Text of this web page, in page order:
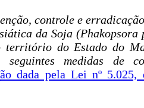
controle e
da Soja
do Estado do
seguintes medidas de
dada pela Lei nº